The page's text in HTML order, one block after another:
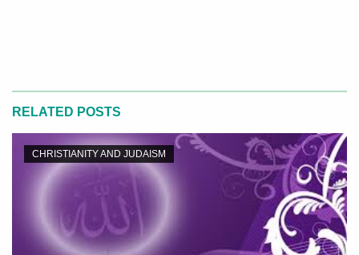
RELATED POSTS
CHRISTIANITY AND JUDAISM